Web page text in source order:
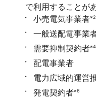
で利用することが
小売電気事業者※2
一般送配電事業
需要抑制契約者※4
配電事業者
電力広域的運営
発電契約者※6